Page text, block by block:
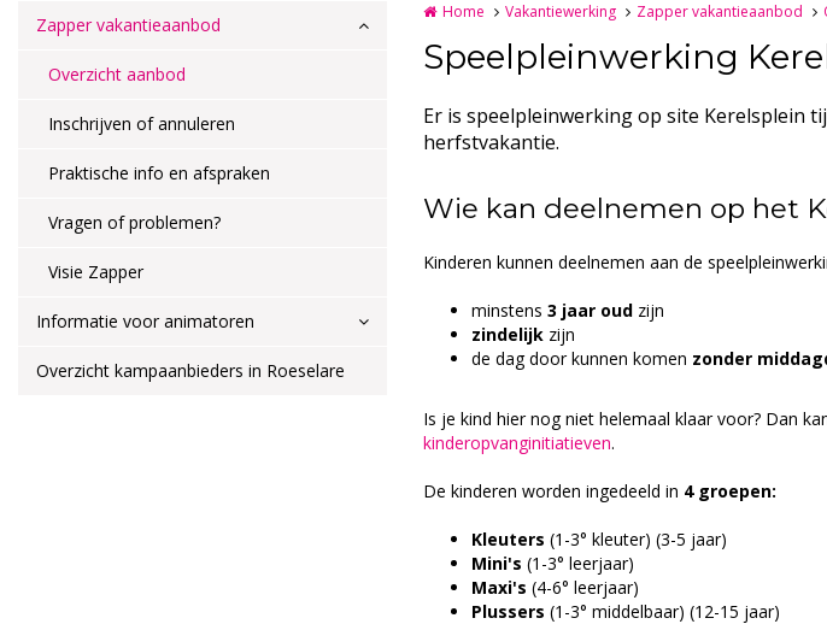
Zapper vakantieaanbod
Overzicht aanbod
Inschrijven of annuleren
Praktische info en afspraken
Vragen of problemen?
Visie Zapper
Informatie voor animatoren
Overzicht kampaanbieders in Roeselare
Home Vakantiewerking Zapper vakantieaanbod
Speelpleinwerking
Er is speelpleinwerking op site Kerelsplein
herfstvakantie.
Wie kan deelnemen op het
Kinderen kunnen deelnemen aan de
minstens 3 jaar oud zijn
zindelijk zijn
de dag door kunnen komen zonder
Is je kind hier nog niet helemaal klaar voor? Dan
kinderopvanginitiatieven.
De kinderen worden ingedeeld in 4 groepen:
Kleuters (1-3° kleuter) (3-5 jaar)
Mini's (1-3° leerjaar)
Maxi's (4-6° leerjaar)
Plussers (1-3° middelbaar) (12-15 jaar)